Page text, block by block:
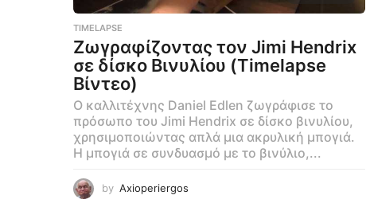
TIMELAPSE
Ζωγραφίζοντας τον Jimi Hendrix
σε δίσκο Βινυλίου (Timelapse
Βίντεο)
Ο καλλιτέχνης Daniel Edlen ζωγράφισε το
πρόσωπο του Jimi Hendrix σε δίσκο βινυλίου,
χρησιμοποιώντας απλά μια ακρυλική μπογιά.
Η μπογιά σε συνδυασμό με το βινύλιο,...
by Axioperiergos